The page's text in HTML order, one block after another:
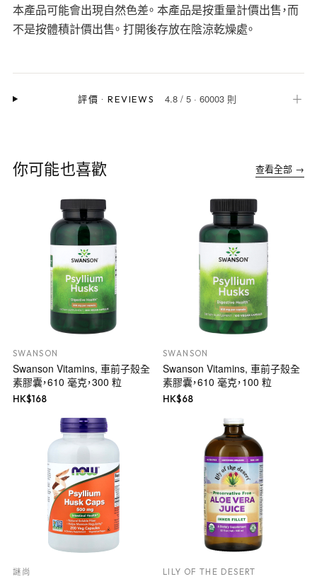
本產品可能會出現自然色差。 本產品是按重量計價出售，而
不是按體積計價出售。 打開後存放在陰涼乾燥處。
評價 ·REVIEWS 4.8/ 5· 60003 則 ＋
你可能也喜歡 查看全部 →
SWANSON
Swanson Vitamins, 車前子殼全
素膠囊，610 毫克，300 粒
HK$168
SWANSON
Swanson Vitamins, 車前子殼全
素膠囊，610 毫克，100 粒
HK$68
謎尚 LILY OF THE DESERT